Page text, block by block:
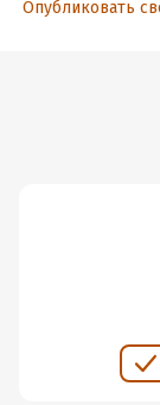
Опубликовать